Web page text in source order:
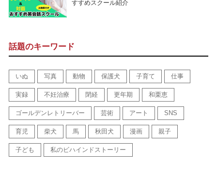
すすめスクール紹介
話題のキーワード
いぬ 写真 動物 保護犬 子育て 仕事
実録 不妊治療 閉経 更年期 和栗恵
ゴールデンレトリーバー 芸術 アート SNS
育児 柴犬 馬 秋田犬 漫画 親子
子ども 私のビハインドストーリー